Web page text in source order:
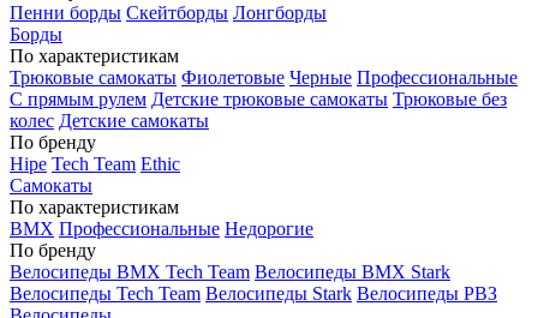
Пенни борды Скейтборды Лонгборды
Борды
По характеристикам
Трюковые самокаты Фиолетовые Черные Профессиональные
С прямым рулем Детские трюковые самокаты Трюковые без
колес Детские самокаты
По бренду
Hipe Tech Team Ethic
Самокаты
По характеристикам
BMX Профессиональные Недорогие
По бренду
Велосипеды BMX Tech Team Велосипеды BMX Stark
Велосипеды Tech Team Велосипеды Stark Велосипеды РВЗ